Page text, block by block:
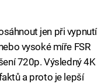
jen při vypnutí
vysoké míře FSR
720p. Výsledný 4K
a proto je lepší